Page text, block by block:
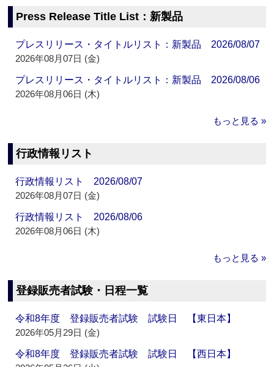
Press Release Title List：新製品
プレスリリース・タイトルリスト：新製品 2026/08/07
2026年08月07日 (金)
プレスリリース・タイトルリスト：新製品 2026/08/06
2026年08月06日 (木)
もっと見る »
行政情報リスト
行政情報リスト 2026/08/07
2026年08月07日 (金)
行政情報リスト 2026/08/06
2026年08月06日 (木)
もっと見る »
登録販売者試験・日程一覧
令和8年度 登録販売者試験 試験日 【東日本】
2026年05月29日 (金)
令和8年度 登録販売者試験 試験日 【西日本】